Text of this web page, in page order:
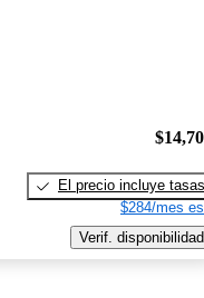
El precio incluye tasas
$284/mes
Verif. disponibilidad